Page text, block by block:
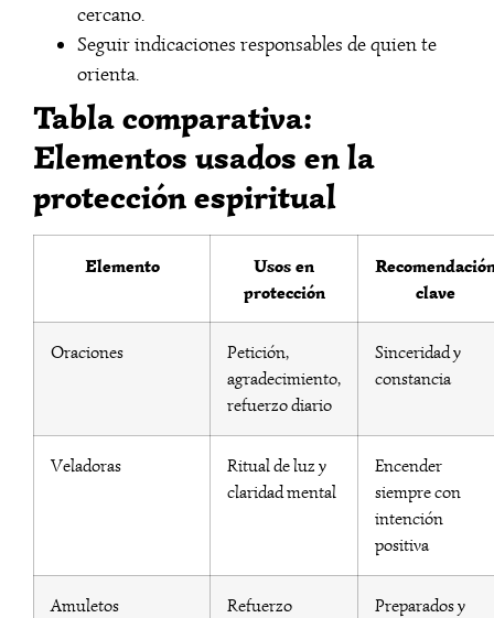
cercano.
Seguir indicaciones responsables de quien te
orienta.
Tabla comparativa:
Elementos usados en la
protección espiritual
Elemento
Usos en
protección
clave
Oraciones
Petición,
agradecimiento,
refuerzo diario
Sinceridad y
constancia
Veladoras
Ritual de luz y
claridad mental
Encender
siempre con
intención
positiva
Amuletos
Refuerzo
Preparados y